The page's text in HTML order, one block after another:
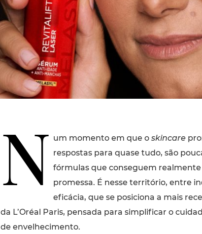
N um momento em que o skincare
respostas para quase tudo, são
fórmulas que conseguem
promessa. É nesse território, entre
eficácia, que se posiciona a mais
da L’Oréal Paris, pensada para simplificar o
de envelhecimento.